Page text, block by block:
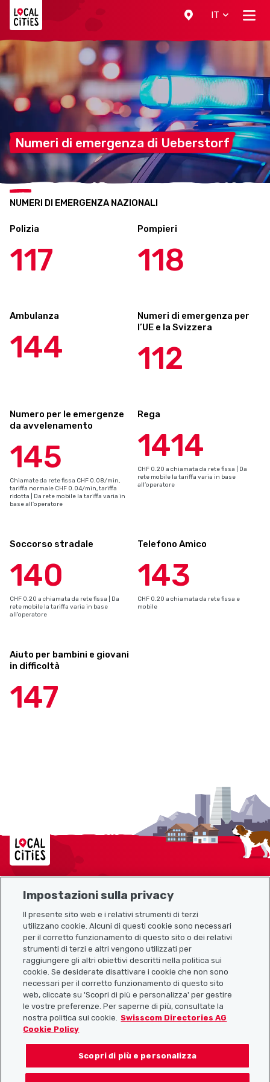
IT
Numeri di emergenza di Ueberstorf
NUMERI DI EMERGENZA NAZIONALI
Polizia
117
Pompieri
118
Ambulanza
144
Numeri di emergenza per
l’UE e la Svizzera
112
Numero per le emergenze
da avvelenamento
145
Chiamate da rete fissa CHF 0.08/min,
tariffa normale CHF 0.04/min, tariffa
ridotta | Da rete mobile la tariffa varia in
base all’operatore
Rega
1414
CHF 0.20 a chiamata da rete fissa | Da
rete mobile la tariffa varia in base
all’operatore
Soccorso stradale
140
CHF 0.20 a chiamata da rete fissa | Da
rete mobile la tariffa varia in base
all’operatore
Telefono Amico
143
CHF 0.20 a chiamata da rete fissa e
mobile
Aiuto per bambini e giovani
in difficoltà
147
Localcities
Link utili
Scarica l’app Localcities
Seguiteci su:
Impostazioni sulla privacy
Il presente sito web e i relativi strumenti di terzi
utilizzano cookie. Alcuni di questi cookie sono necessari
per il corretto funzionamento di questo sito o dei relativi
strumenti di terzi e altri vengono utilizzati per
raggiungere gli altri obiettivi descritti nella politica sui
cookie. Se desiderate disattivare i cookie che non sono
necessari per il corretto funzionamento di questo sito
web, cliccate su 'Scopri di più e personalizza' per gestire
le vostre preferenze. Per saperne di più, consultate la
nostra politica sui cookie.
Swisscom Directories AG
Cookie Policy
Scopri di più e personalizza